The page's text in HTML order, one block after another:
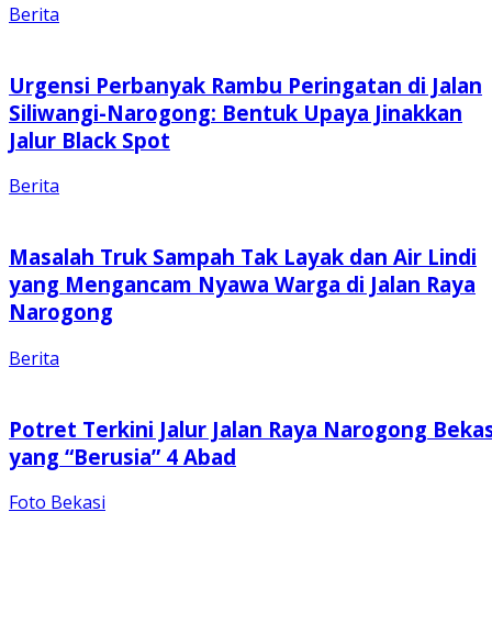
Berita
Urgensi Perbanyak Rambu Peringatan di Jalan
Siliwangi-Narogong: Bentuk Upaya Jinakkan
Jalur Black Spot
Berita
Masalah Truk Sampah Tak Layak dan Air Lindi
yang Mengancam Nyawa Warga di Jalan Raya
Narogong
Berita
Potret Terkini Jalur Jalan Raya Narogong
yang “Berusia” 4 Abad
Foto Bekasi